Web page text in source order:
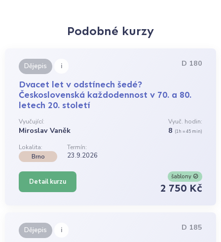
Podobné kurzy
Dějepis i D 180
Dvacet let v odstínech šedé?
Československá každodennost v 70. a 80.
letech 20. století
Vyučující:
Miroslav Vaněk
Vyuč. hodin:
8 (1h = 45 min)
Lokalita:
Termín:
Brno
23.9.2026
Detail kurzu
šablony
2 750 Kč
Dějepis i D 185